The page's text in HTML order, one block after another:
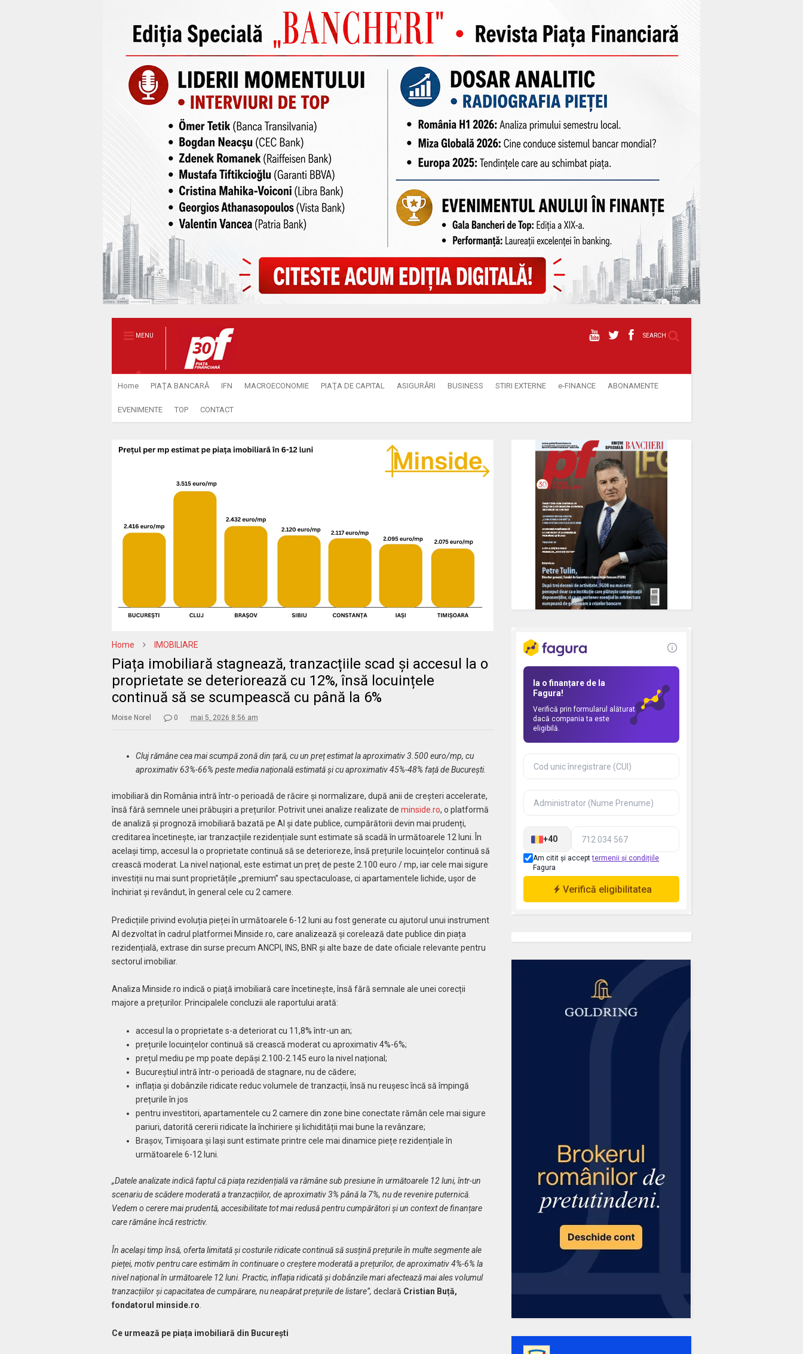
MENU SEARCH
Home PIAŢA BANCARĂ IFN MACROECONOMIE PIAŢA DE CAPITAL ASIGURĂRI BUSINESS STIRI EXTERNE e-FINANCE ABONAMENTE
EVENIMENTE TOP CONTACT
Home IMOBILIARE
Piața imobiliară stagnează, tranzacțiile scad și accesul la o
proprietate se deteriorează cu 12%, însă locuințele
continuă să se scumpească cu până la 6%
Moise Norel 0 mai 5, 2026 8:56 am
Cluj rămâne cea mai scumpă zonă din țară, cu un preț estimat la aproximativ 3.500 euro/mp, cu
aproximativ 63%-66% peste media națională estimată și cu aproximativ 45%-48% față de București.
imobiliară din România intră într-o perioadă de răcire și normalizare, după anii de creșteri accelerate,
însă fără semnele unei prăbușiri a prețurilor. Potrivit unei analize realizate de minside.ro, o platformă
de analiză și prognoză imobiliară bazată pe AI și date publice, cumpărătorii devin mai prudenți,
creditarea încetinește, iar tranzacțiile rezidențiale sunt estimate să scadă în următoarele 12 luni. În
același timp, accesul la o proprietate continuă să se deterioreze, însă prețurile locuințelor continuă să
crească moderat. La nivel național, este estimat un preț de peste 2.100 euro / mp, iar cele mai sigure
investiții nu mai sunt proprietățile „premium” sau spectaculoase, ci apartamentele lichide, ușor de
închiriat și revândut, în general cele cu 2 camere.
Predicțiile privind evoluția pieței în următoarele 6-12 luni au fost generate cu ajutorul unui instrument
AI dezvoltat în cadrul platformei Minside.ro, care analizează și corelează date publice din piața
rezidențială, extrase din surse precum ANCPI, INS, BNR și alte baze de date oficiale relevante pentru
sectorul imobiliar.
Analiza Minside.ro indică o piață imobiliară care încetinește, însă fără semnale ale unei corecții
majore a prețurilor. Principalele concluzii ale raportului arată:
accesul la o proprietate s-a deteriorat cu 11,8% într-un an;
prețurile locuințelor continuă să crească moderat cu aproximativ 4%-6%;
prețul mediu pe mp poate depăși 2.100-2.145 euro la nivel național;
Bucureștiul intră într-o perioadă de stagnare, nu de cădere;
inflația și dobânzile ridicate reduc volumele de tranzacții, însă nu reușesc încă să împingă
prețurile în jos
pentru investitori, apartamentele cu 2 camere din zone bine conectate rămân cele mai sigure
pariuri, datorită cererii ridicate la închiriere și lichidității mai bune la revânzare;
Brașov, Timișoara și Iași sunt estimate printre cele mai dinamice piețe rezidențiale în
următoarele 6-12 luni.
„Datele analizate indică faptul că piața rezidențială va rămâne sub presiune în următoarele 12 luni, într-un
scenariu de scădere moderată a tranzacțiilor, de aproximativ 3% până la 7%, nu de revenire puternică.
Vedem o cerere mai prudentă, accesibilitate tot mai redusă pentru cumpărători și un context de finanțare
care rămâne încă restrictiv.
În același timp însă, oferta limitată și costurile ridicate continuă să susțină prețurile în multe segmente ale
pieței, motiv pentru care estimăm în continuare o creștere moderată a prețurilor, de aproximativ 4%-6% la
nivel național în următoarele 12 luni. Practic, inflația ridicată și dobânzile mari afectează mai ales volumul
tranzacțiilor și capacitatea de cumpărare, nu neapărat prețurile de listare”, declară Cristian Buță,
fondatorul minside.ro
Ce urmează pe piața imobiliară din București